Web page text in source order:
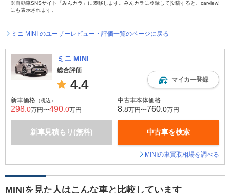
※自動車SNSサイト「みんカラ」に遷移します。みんカラに登録して投稿すると、carview!
にも表示されます。
ミニ MINI のユーザーレビュー・評価一覧のページに戻る
ミニ MINI
総合評価
4.4 マイカー登録
新車価格 （税込）
298 .0万円〜490 .0万円
新車見積もり(無料)
中古車本体価格
8 .8万円〜760 .0万円
中古車を検索
MINIの車買取相場を調べる
MINIを見た人はこんな車と比較しています